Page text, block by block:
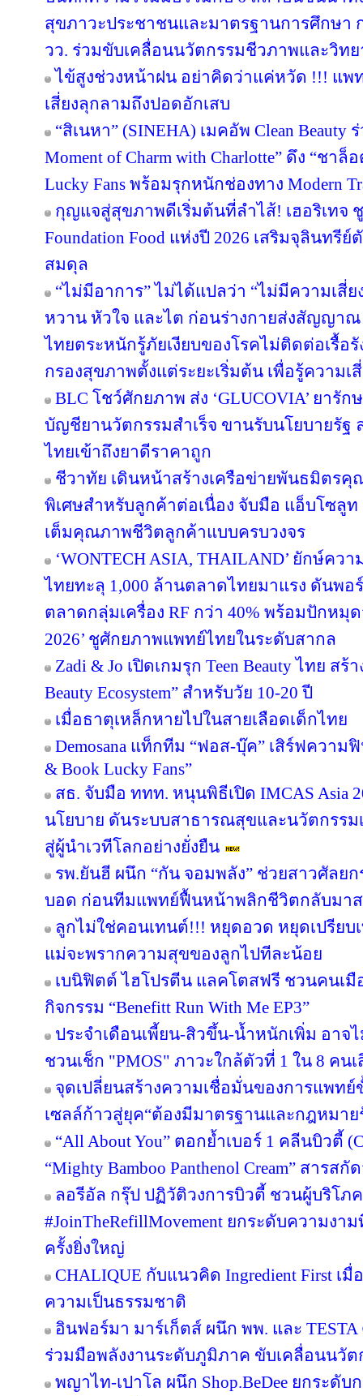
สุขภาวะประชาชนและมาตรฐานการศึกษา
วว. ร่วมขับเคลื่อนนวัตกรรมชีวภาพและวิท
ไข้สูงช่วงหน้าฝน อย่าคิดว่าแค่หวัด !!! แพ
เสี่ยงลุกลามถึงปอดอักเสบ
“สิเนหา” (SINEHA) เมคอัพ Clean Beauty
Moment of Charm with Charlotte” ดึง “ช
Lucky Fans พร้อมรุกหนักช่องทาง Modern
กุญแจสู่สุขภาพดีเริ่มต้นที่ลำไส้! เฮอริเทจ
Foundation Food แห่งปี 2026 เสริมจุลินท
สมดุล
“ไม่มีอาการ” ไม่ได้แปลว่า “ไม่มีความเสี่ย
หวาน หัวใจ และไต ก่อนร่างกายส่งสัญญาณ
ไทยตระหนักรู้ภัยเงียบของโรคไม่ติดต่อเรื้
กรองสุขภาพตั้งแต่ระยะเริ่มต้น เพื่อรู้ความเ
BLC โชว์ศักยภาพ ส่ง ‘GLUCOVIA’ ยารั
บัญชียานวัตกรรมสำเร็จ ขานรับนโยบายรัฐ
ไทยเข้าถึงยาดีราคาถูก
ชีวาทัย เดินหน้าสร้างเครือข่ายพันธมิตร
พิเศษสำหรับลูกค้าต่อเนื่อง จับมือ แอ็บโซลู
เต็มคุณภาพชีวิตลูกค้าแบบครบวงจร
‘WONTECH ASIA, THAILAND’ ยักษ์คว
ไทยทะลุ 1,000 ล้านตลาดไทยมาแรง ดันพอ
ตลาดกลุ่มเครื่อง RF กว่า 40% พร้อมปักหมุด
2026’ ชูศักยภาพแพทย์ไทยในระดับสากล
Zadi & Jo เปิดเกมรุก Teen Beauty ไทย สร้
Beauty Ecosystem” สำหรับวัย 10-20 ปี
เมื่อธาตุเหล็กหายไปในสายเลือดเด็กไทย
Demosana แท็กทีม “ฟอส-บุ๊ค” เสิร์ฟความ
& Book Lucky Fans”
สธ. จับมือ ททท. หนุนพิธีเปิด IMCAS Asia
นโยบาย ดันระบบสาธารณสุขและนวัตกรรม
สู่ผู้นำเวทีโลกอย่างยั่งยืน
รพ.ยันฮี ผนึก “กัน จอมพลัง” ช่วยสาวศัลย
บอด ก่อนทีมแพทย์ฟื้นหน้าพลิกชีวิตกลับมาส
ลูกไม่ใช่คอนเทนต์!!! หยุดอวด หยุดเปรีย
แม่จะพรากความสุขของลูกไปทีละน้อย
เบนิฟิตต์ ไฮโปรตีน แลคโตสฟรี ชวนคนเ
กิจกรรม “Benefitt Run With Me EP3”
ประจำเดือนเพี้ยน-สิวขึ้น-น้ำหนักเพิ่ม อาจ
ชวนเช็ก "PMOS" ภาวะใกล้ตัวที่ 1 ใน 8 คน
จุดเปลี่ยนสร้างความเชื่อมั่นของการแพท
เซลล์ก้าวสู่ยุค“ต้องมีมาตรฐานและกฎหมาย
“All About You” ตอกย้ำเบอร์ 1 คลีนบิวตี้
“Mighty Bamboo Panthenol Cream” สารส
ลอรีอัล กรุ๊ป ปฏิวัติวงการบิวตี้ ชวนผู้บริโภ
#JoinTheRefillMovement ยกระดับความง
ครั้งยิ่งใหญ่
CHALIQUE กับแนวคิด Ingredient First เ
ความเป็นธรรมชาติ
อินฟอร์มา มาร์เก็ตส์ ผนึก พพ. และ TESTA
ร่วมมือพลังงานระดับภูมิภาค ขับเคลื่อนนวัต
พญาไท-เปาโล ผนึก Shop.BeDee ยกระดั